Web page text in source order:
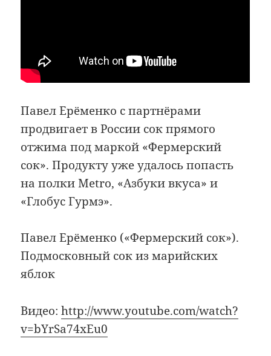
Павел Ерёменко с партнёрами
продвигает в России сок прямого
отжима под маркой «Фермерский
сок». Продукту уже удалось попасть
на полки Metro, «Азбуки вкуса» и
«Глобус Гурмэ».
Павел Ерёменко («Фермерский сок»).
Подмосковный сок из марийских
яблок
Видео:http://www.youtube.com/watch?
v=bYrSa74xEu0